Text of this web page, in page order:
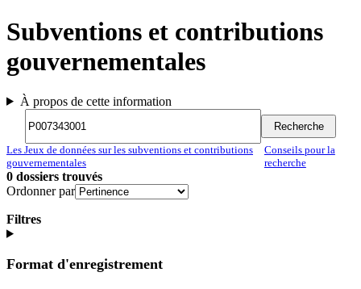
Subventions et contributions
gouvernementales
À propos de cette information
Recherche
Les Jeux de données sur les subventions et contributions
gouvernementales
Conseils pour la
recherche
0 dossiers trouvés
Ordonner par
Filtres
Format d'enregistrement